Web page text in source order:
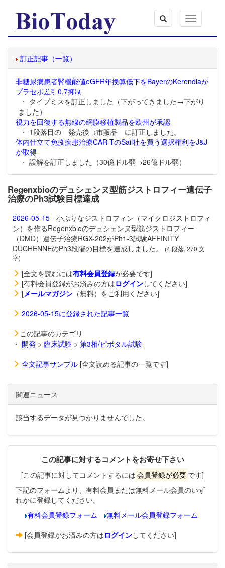
Toggle
navigation
訂正記事（一覧）
非糖尿病患者腎機能値eGFR年換算低下をBayerのKerendiaが
プラセボ差引0.7抑制
・ タイプミスを訂正しました（下がってきました→下がり
ました）
視力を回復する無線の網膜移植製品を欧州が承認
・ 1段落目の 発売後→市販品 に訂正しました。
体内仕立て免疫疾患治療CAR-TのSail社を買う選択権利をJ&J
が取得
・ 誤解を訂正しました（30億ドル弱→26億ドル弱）
Regenxbioのデュシェンヌ型筋ジストロフィー遺伝子
治療のPh3試験目標達成
2026-05-15 - 小ぶりなジストロフィン（マイクロジストロフィ
ン）を作るRegenxbioのデュシェンヌ型筋ジストロフィー
（DMD）遺伝子治療RGX-202がPh1-3試験AFFINITY
DUCHENNEのPh3段階の目標を達成しました。
(4 段落, 270 文
字)
[全文を読むには有料会員登録が必要です]
[有料会員登録がお済みの方はログインしてください]
[メールマガジン （無料）をご利用ください]
2026-05-15に登録された記事一覧
この記事のカテゴリ
・ 開発 > 臨床試験 > 第3相/ピボタル試験
全文記事サンプル [全文読める記事の一覧です]
関連ニュース
該当するデータが見つかりませんでした。
この記事に対するコメントをお寄せ下さい
[この記事に対してコメントするには 会員登録が必要 です]
下記のフォームより、有料会員または無料メール会員のいず
れかに登録してください。
有料会員登録フォーム
無料メール会員登録フォーム
[会員登録がお済みの方はログインしてください]